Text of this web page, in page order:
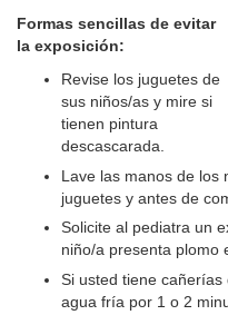
Formas sencillas de evitar
la exposición:
Revise los juguetes de
sus niños/as y mire si
tienen pintura
descascarada.
Lave las manos de los
juguetes y antes de
Solicite al pediatra un
niño/a presenta plomo
Si usted tiene
agua fría por 1 o 2